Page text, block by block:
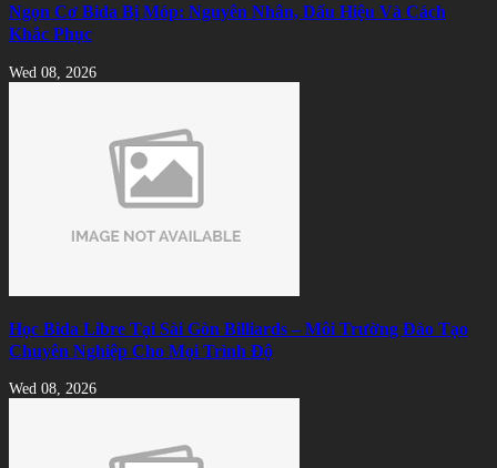
Ngọn Cơ Bida Bị Móp: Nguyên Nhân, Dấu Hiệu Và Cách
Khắc Phục
Wed 08, 2026
Học Bida Libre Tại Sài Gòn Billiards – Môi Trường Đào Tạo
Chuyên Nghiệp Cho Mọi Trình Độ
Wed 08, 2026